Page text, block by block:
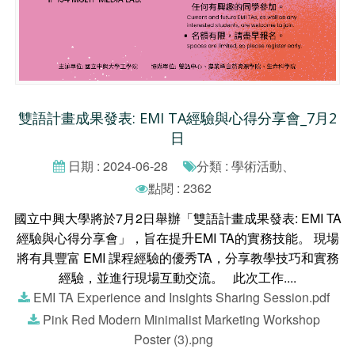
雙語計畫成果發表: EMI TA經驗與心得分享會_7月2
日
日期 : 2024-06-28
分類 : 學術活動、
點閱 : 2362
國立中興大學將於7月2日舉辦「雙語計畫成果發表: EMI TA
經驗與心得分享會」，旨在提升EMI TA的實務技能。 現場
將有具豐富 EMI 課程經驗的優秀TA，分享教學技巧和實務
經驗，並進行現場互動交流。 此次工作....
EMI TA Experience and Insights Sharing Session.pdf
Pink Red Modern Minimalist Marketing Workshop
Poster (3).png